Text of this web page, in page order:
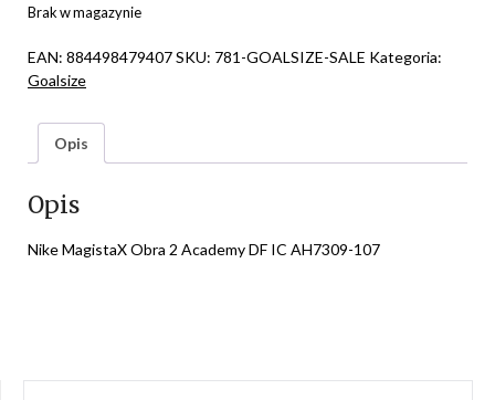
zł247,71.
Brak w magazynie
EAN: 884498479407SKU: 781-GOALSIZE-SALE Kategoria:
Goalsize
Opis
Opis
Nike MagistaX Obra 2 Academy DF IC AH7309-107